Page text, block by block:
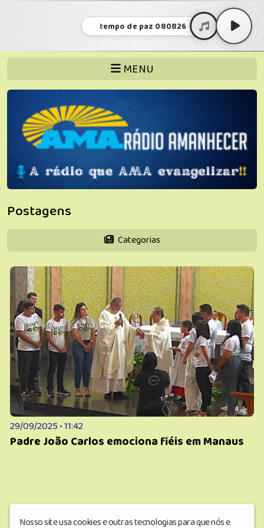
tempo de paz 080826
MENU
Postagens
Categorias
29/09/2025 • 11:42
Padre João Carlos emociona fiéis em Manaus
Nosso site usa cookies e outras tecnologias para que nós e